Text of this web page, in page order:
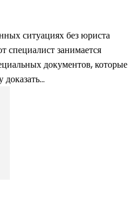
ситуациях без юриста
специалист занимается
документов, которые